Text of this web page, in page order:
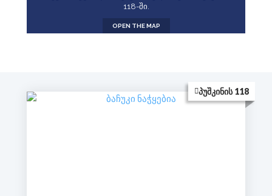
118-ში.
OPEN THE MAP
ᲞᲣᲨᲙᲘᲜᲘᲡ 118